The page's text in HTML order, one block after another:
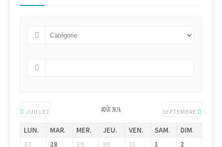
JUILLET AOÛT 2026 SEPTEMBRE
LUN. MAR. MER. JEU. VEN. SAM. DIM.
27 28 29 30 31 1 2